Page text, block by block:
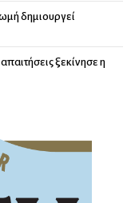
δημιουργεί
ξεκίνησε η